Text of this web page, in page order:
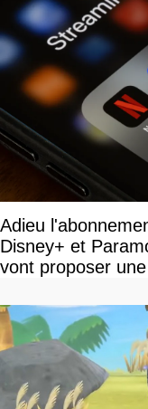
Adieu
Disney+ et
vont proposer